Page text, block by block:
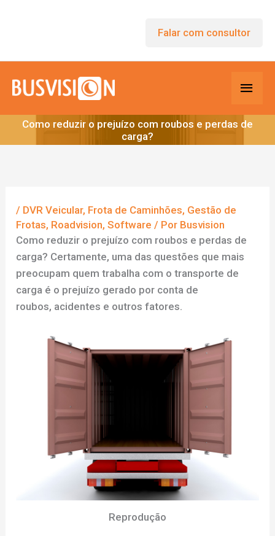
Falar com consultor
Como reduzir o prejuízo com roubos e perdas de
carga?
/ DVR Veicular, Frota de Caminhões, Gestão de
Frotas, Roadvision,Software / Por Busvision
Como reduzir o prejuízo com roubos e perdas de
carga? Certamente, uma das questões que mais
preocupam quem trabalha com o transporte de
carga é o prejuízo gerado por conta de
roubos, acidentes e outros fatores.
Reprodução